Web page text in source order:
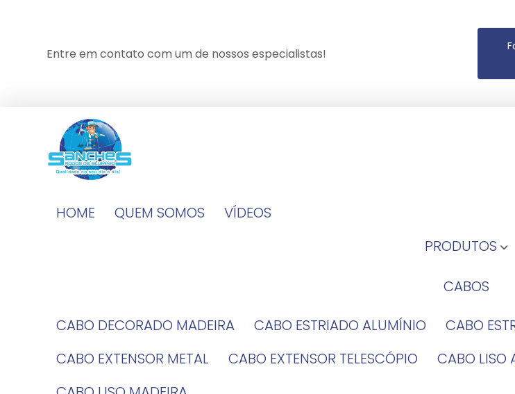
Entre em contato com um de nossos especialistas!
HOME QUEM SOMOS
VÍDEOS
PRODUTOS
CABOS
CABO DECORADO MADEIRA
CABO ESTRIADO ALUMÍNIO CABO
CABO EXTENSOR METAL
CABO EXTENSOR TELESCÓPIO CABO